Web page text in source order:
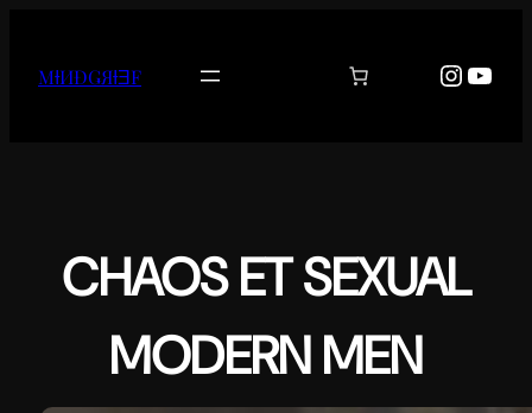
contenu
MƗИĐǤЯƗƎF
CHAOS ET SEXUAL
MODERN MEN